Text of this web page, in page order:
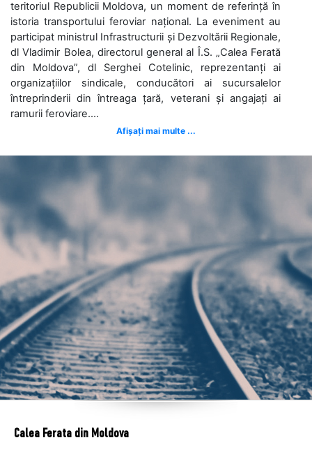
teritoriul Republicii Moldova, un moment de referință în
istoria transportului feroviar național. La eveniment au
participat ministrul Infrastructurii și Dezvoltării Regionale,
dl Vladimir Bolea, directorul general al Î.S. „Calea Ferată
din Moldova”, dl Serghei Cotelinic, reprezentanți ai
organizațiilor sindicale, conducători ai sucursalelor
întreprinderii din întreaga țară, veterani și angajați ai
ramurii feroviare....
Afișați mai multe ...
Calea Ferata din Moldova